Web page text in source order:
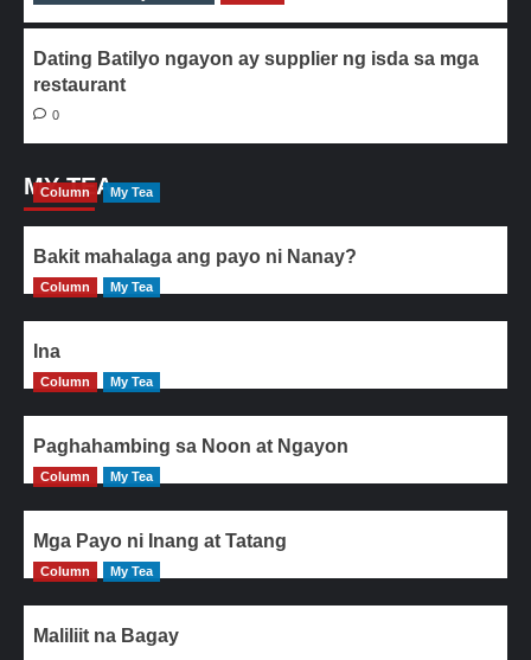
Dating Batilyo ngayon ay supplier ng isda sa mga
restaurant
0
MY TEA
Column My Tea
Bakit mahalaga ang payo ni Nanay?
Column My Tea
Ina
Column My Tea
Paghahambing sa Noon at Ngayon
Column My Tea
Mga Payo ni Inang at Tatang
Column My Tea
Maliliit na Bagay